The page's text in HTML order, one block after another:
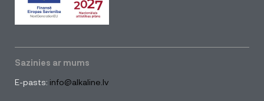
Sazinies ar mums
E-pasts: info@alkaline.lv